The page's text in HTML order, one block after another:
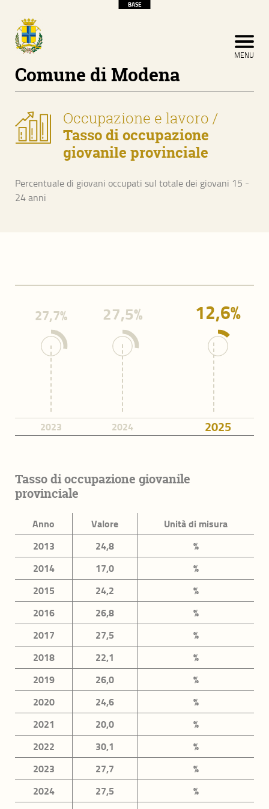
Comune di Modena
BASE
MENU
Occupazione e lavoro /
Tasso di occupazione
giovanile provinciale
Percentuale di giovani occupati sul totale dei giovani 15 -
24 anni
27,7%
2023
27,5%
2024
12,6%
2025
Tasso di occupazione giovanile
provinciale
Anno Valore
Unità di misura
2013
24,8
%
2014
17,0
%
2015
24,2
%
2016
26,8
%
2017
27,5
%
2018
22,1
%
2019
26,0
%
2020
24,6
%
2021
20,0
%
2022
30,1
%
2023
27,7
%
2024
27,5
%
Anziani
Giovani
Immigrazione
Benessere economico
Occupazione e lavoro
Lista completa
Indicatori di Benessere equo e sostenibile
riferiti alla Provincia di Modena (BesT)
Dominio Salute
Dominio Istruzione e formazione
Dominio Lavoro e conciliazione dei tempi di vita
Dominio Benessere economico
Dominio Relazioni sociali
Dominio Politica e istituzioni
Dominio Sicurezza
Dominio Paesaggio e patrimonio culturale
Lista completa
CERCA